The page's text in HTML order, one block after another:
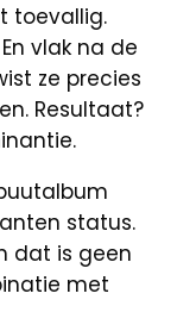
toevallig.
vlak na de
ze precies
Resultaat?
status.
dat is geen
met